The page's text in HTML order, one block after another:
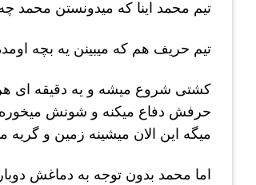
تیم محمد اینا که میدونستن محمد
تیم حریف هم که میبینن یه بچه
کشتی شروع میشه و یه دقیقه ای هر
حرفش دفاع میکنه و شونش
میگه این الان میشینه زمین و گریه
اما محمد بدون توجه به دماغش